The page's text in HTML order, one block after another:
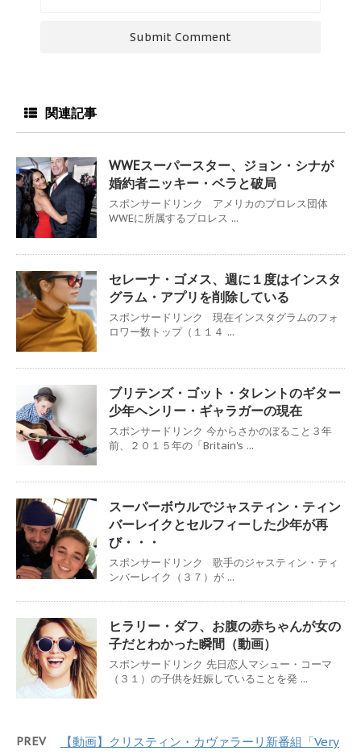
関連記事
WWEスーパースター、ジョン・シナが
婚約者ニッキー・ベラと破局
スポンサードリンク アメリカのプロレス団体
WWEに所属するプロレス ...
セレーナ・ゴメス、週に１度はインスタ
グラム・アプリを削除している
スポンサードリンク 現在インスタグラムのフォ
ロワー数トップ（１１４ ...
ブリテンズ・ゴット・タレントのギター
少年ヘンリー・ギャラガーの現在
スポンサードリンク 今からさかのぼること３年
前、２０１５年の「Britain's ...
スーパーボウルでジャスティン・ティン
バーレイクとセルフィーした少年が再
び・・・
スポンサードリンク 歌手のジャスティン・ティ
ンバーレイク（３７）が ...
ヒラリー・ダフ、お腹の赤ちゃんが女の
子だとわかった瞬間（動画）
スポンサードリンク 先日恋人マシュー・コーマ
（３１）の子供を妊娠していることを発 ...
PREV
【動画】クリスティン・カヴァラーリ新番組「Very